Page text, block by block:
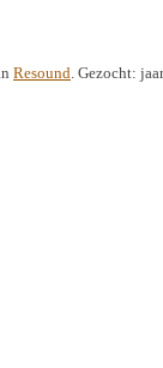
Resound. Gezocht: